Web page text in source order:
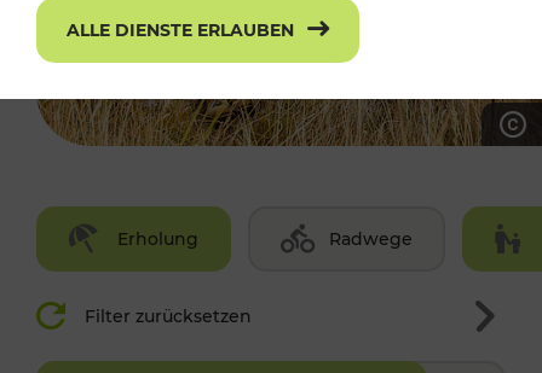
Erholung Radwege
Filter zurücksetzen
ALLE DIENSTE ERLAUBEN